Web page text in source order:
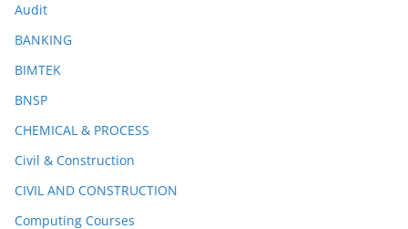
Audit
BANKING
BIMTEK
BNSP
CHEMICAL & PROCESS
Civil & Construction
CIVIL AND CONSTRUCTION
Computing Courses